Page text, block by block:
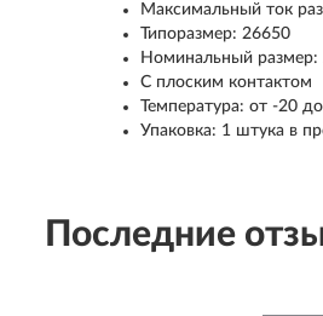
Максимальный ток
Типоразмер: 26650
Номинальный размер:
С плоским контактом
Температура: от -20
Упаковка: 1 штука в
Последние